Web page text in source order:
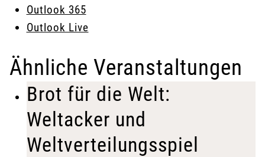
Outlook 365
Outlook Live
Ähnliche Veranstaltungen
Brot für die Welt:
Weltacker und
Weltverteilungsspiel